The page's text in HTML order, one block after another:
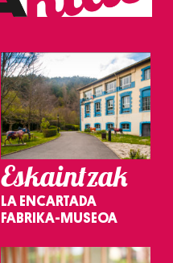
Eskaintzak
LA ENCARTADA
FABRIKA-MUSEOA